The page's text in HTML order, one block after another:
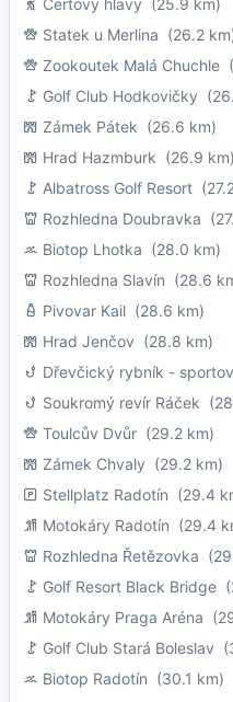
Statek u Merlina (26.2
Zookoutek Malá Chuchle
Golf Club Hodkovičky
Zámek Pátek (26.6 km)
Hrad Hazmburk (26.9 km)
Albatross Golf Resort
Rozhledna Doubravka
Biotop Lhotka (28.0 km)
Rozhledna Slavín (28.6
Pivovar Kail (28.6 km)
Hrad Jenčov (28.8 km)
Dřevčický rybník -
Soukromý revír Ráček
Toulcův Dvůr (29.2 km)
Zámek Chvaly (29.2 km)
Stellplatz Radotín (29.4
Motokáry Radotín (29.4
Rozhledna Řetězovka
Golf Resort Black Bridge
Motokáry Praga Aréna
Golf Club Stará Boleslav
Biotop Radotín (30.1 km)